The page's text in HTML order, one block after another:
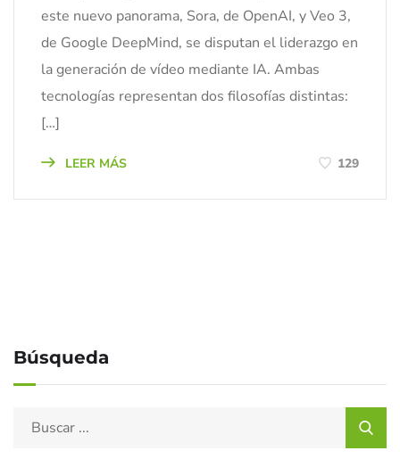
este nuevo panorama, Sora, de OpenAI, y Veo 3,
de Google DeepMind, se disputan el liderazgo en
la generación de vídeo mediante IA. Ambas
tecnologías representan dos filosofías distintas:
[…]
LEER MÁS 129
Búsqueda